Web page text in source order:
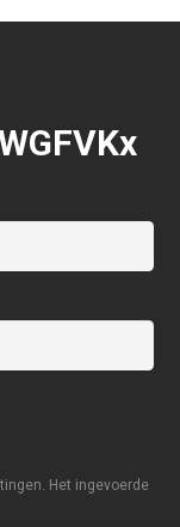
Het ingevoerde